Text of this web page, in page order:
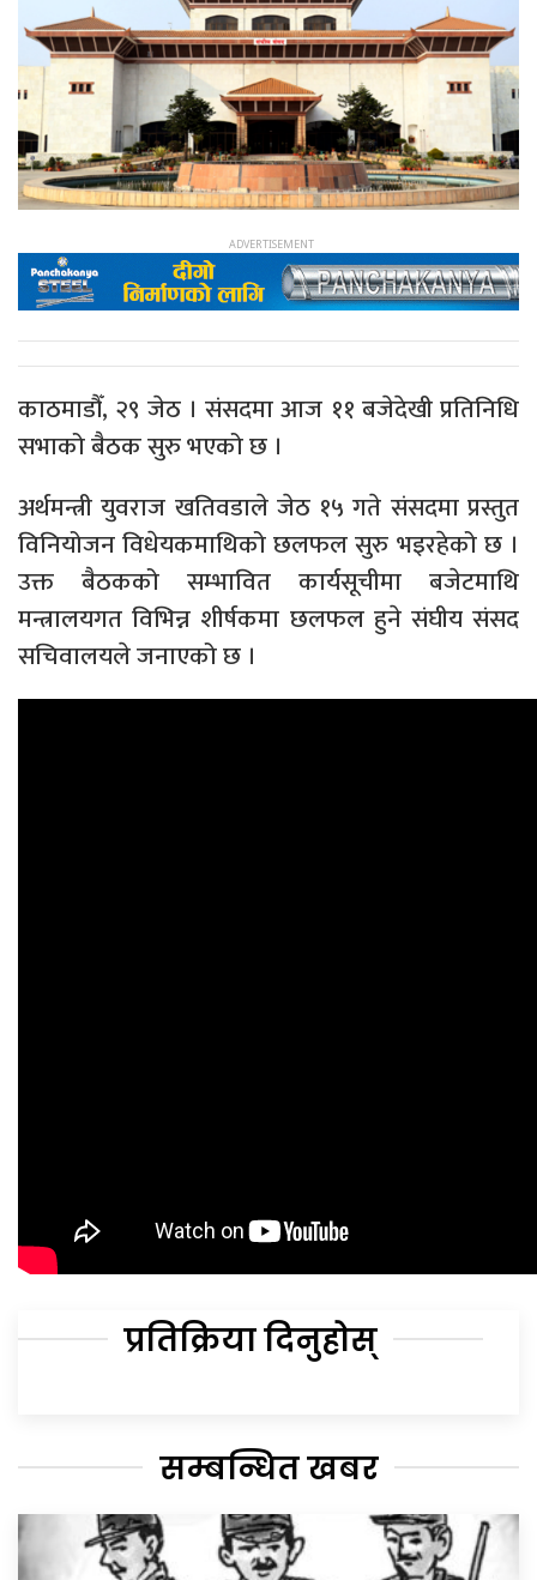
काठमाडौँ, २९ जेठ । संसदमा आज ११ बजेदेखी प्रतिनिधि
सभाको बैठक सुरु भएको छ ।
अर्थमन्त्री युवराज खतिवडाले जेठ १५ गते संसदमा प्रस्तुत
विनियोजन विधेयकमाथिको छलफल सुरु भइरहेको छ ।
उक्त बैठकको सम्भावित कार्यसूचीमा बजेटमाथि
मन्त्रालयगत विभिन्न शीर्षकमा छलफल हुने संघीय संसद
सचिवालयले जनाएको छ ।
प्रतिक्रिया दिनुहोस्
सम्बन्धित खबर